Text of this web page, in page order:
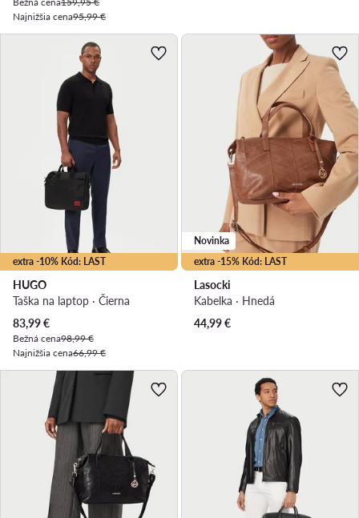
Najnižšia cena95,99 €
extra -10% Kód: LAST
HUGO
Taška na laptop · Čierna
Aktuálna cena
83,99€
Bežná cena98,99 €
Najnižšia cena66,99 €
extra -15% Kód: LAST
Novinka
Lasocki
Kabelka · Hnedá
44,99€